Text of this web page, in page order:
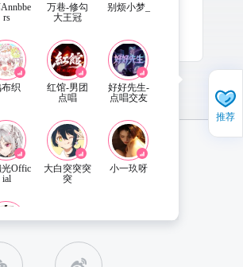
推荐
rs
万巷-修勾
大王冠
别烦小梦_
织
红馆-男团
点唱
好好先生-
点唱交友
Offic
ial
大白突突突
突
小一玖呀
心女
保招
下载